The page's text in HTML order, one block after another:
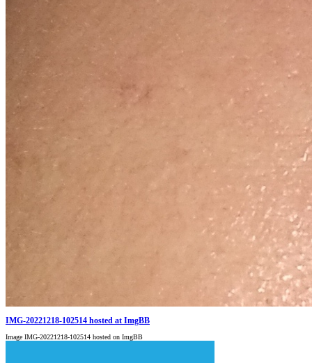
IMG-20221218-102514 hosted at ImgBB
Image IMG-20221218-102514 hosted on ImgBB